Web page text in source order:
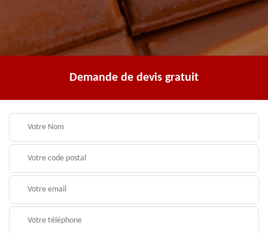
Demande de devis gratuit